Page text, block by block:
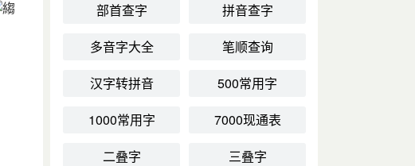
部首查字
拼音查字
多音字大全
笔顺查询
汉字转拼音
500常用字
1000常用字
7000现通表
二叠字
三叠字